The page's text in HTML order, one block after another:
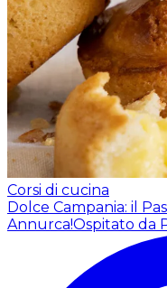
Corsi di cucina
Dolce Campania: il
Annurca!Ospitato da